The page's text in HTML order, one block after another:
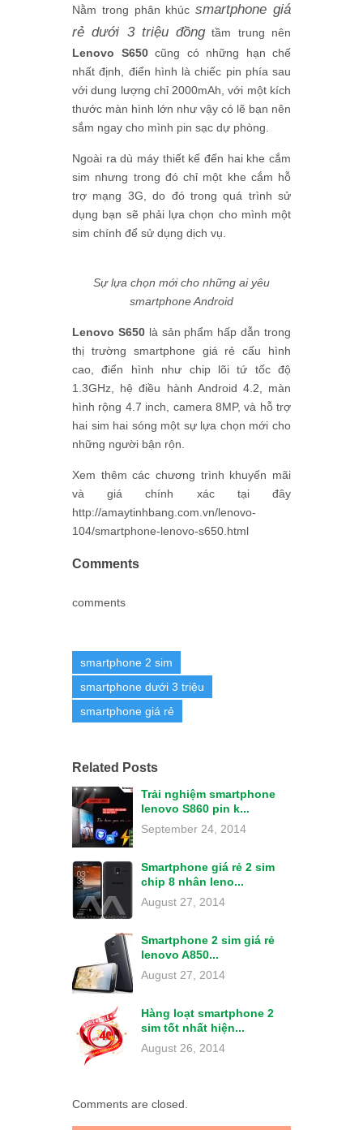
Nằm trong phân khúcsmartphone giá
rẻ dưới 3 triệu đồngtầm trung nên
Lenovo S650 cũng có những hạn chế
nhất định, điển hình là chiếc pin phía sau
với dung lượng chỉ 2000mAh, với một kích
thước màn hình lớn như vậy có lẽ bạn nên
sắm ngay cho mình pin sạc dự phòng.
Ngoài ra dù máy thiết kế đến hai khe cắm
sim nhưng trong đó chỉ một khe cắm hỗ
trợ mạng 3G, do đó trong quá trình sử
dụng bạn sẽ phải lựa chọn cho mình một
sim chính để sử dụng dịch vụ.
Sự lựa chọn mới cho những ai yêu
smartphone Android
Lenovo S650là sản phẩm hấp dẫn trong
thị trường smartphone giá rẻ cấu hình
cao, điển hình như chip lõi tứ tốc độ
1.3GHz, hệ điều hành Android 4.2, màn
hình rộng 4.7 inch, camera 8MP, và hỗ trợ
hai sim hai sóng một sự lựa chọn mới cho
những người bận rộn.
Xem thêm các chương trình khuyến mãi
và giá chính xác tại đây
http://amaytinhbang.com.vn/lenovo-
104/smartphone-lenovo-s650.html
Comments
comments
smartphone 2 sim
smartphone dưới 3 triệu
smartphone giá rẻ
Related Posts
Trải nghiệm smartphone
lenovo S860 pin k...
September 24, 2014
Smartphone giá rẻ 2 sim
chip 8 nhân leno...
August 27, 2014
Smartphone 2 sim giá rẻ
lenovo A850...
August 27, 2014
Hàng loạt smartphone 2
sim tốt nhất hiện...
August 26, 2014
Comments are closed.